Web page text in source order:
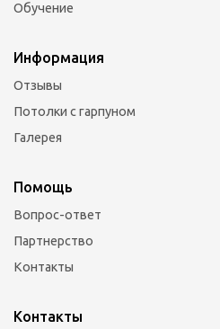
Обучение
Информация
Отзывы
Потолки с гарпуном
Галерея
Помощь
Вопрос-ответ
Партнерство
Контакты
Контакты